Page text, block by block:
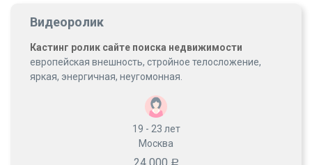
Видеоролик
Кастинг ролик сайте поиска недвижимости
европейская внешность, стройное телосложение,
яркая, энергичная, неугомонная.
19 - 23 лет
Москва
Р